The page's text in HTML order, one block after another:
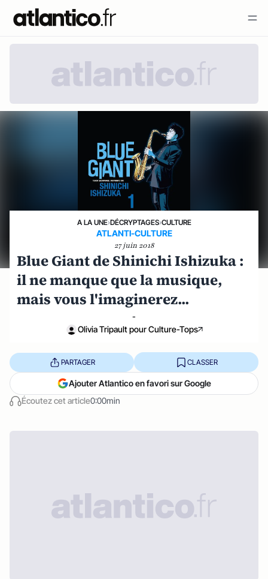
A LA UNE›DÉCRYPTAGES›CULTURE
ATLANTI-CULTURE
27 juin 2018
Blue Giant de Shinichi Ishizuka :
il ne manque que la musique,
mais vous l'imaginerez...
-
Olivia Tripault pour Culture-Tops
Écoutez cet article0:00min
PARTAGER CLASSER
Ajouter Atlantico en favori sur Google